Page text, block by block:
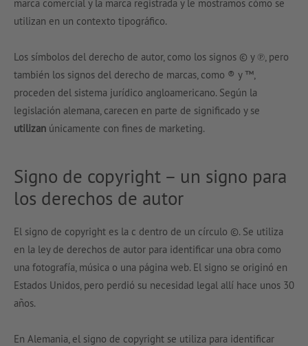
marca comercial y la marca registrada y le mostramos cómo se
utilizan en un contexto tipográfico.
Los símbolos del derecho de autor, como los signos © y ℗, pero
también los signos del derecho de marcas, como ® y ™,
proceden del sistema jurídico angloamericano. Según la
legislación alemana, carecen en parte de significado y se
utilizan únicamente con fines de marketing.
Signo de copyright – un signo para
los derechos de autor
El signo de copyright es la c dentro de un círculo ©. Se utiliza
en la ley de derechos de autor para identificar una obra como
una fotografía, música o una página web. El signo se originó en
Estados Unidos, pero perdió su necesidad legal allí hace unos 30
años.
En Alemania, el signo de copyright se utiliza para identificar